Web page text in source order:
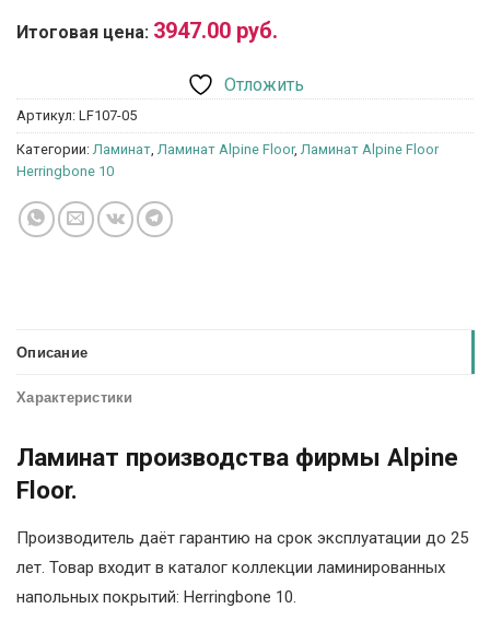
Итоговая цена: 3947.00 руб.
Отложить
Артикул: LF107-05
Категории: Ламинат Ламинат Alpine Floor, Ламинат Alpine Floor
Herringbone 10
Описание
Характеристики
Ламинат производства фирмы Alpine
Floor.
Производитель даёт гарантию на срок эксплуатации до 25
лет. Товар входит в каталог коллекции ламинированных
напольных покрытий: Herringbone 10.